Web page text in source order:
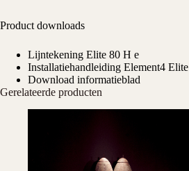
Product downloads
Lijntekening Elite 80 H e
Installatiehandleiding Element4 Elite
Download informatieblad
Gerelateerde producten